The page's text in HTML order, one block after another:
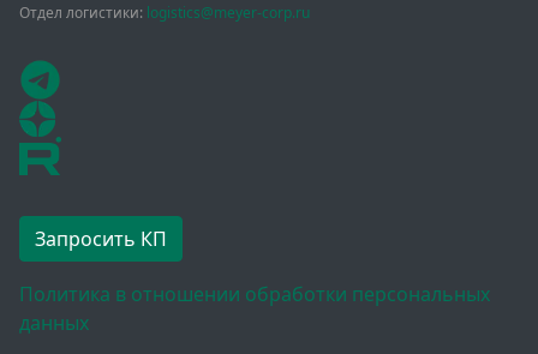
Отдел логистики: logistics@meyer-corp.ru
Запросить КП
Политика в отношении обработки персональных
данных